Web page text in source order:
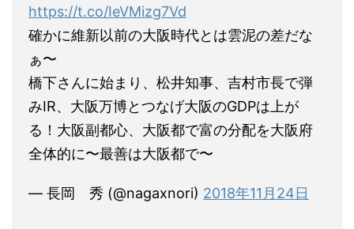
https://t.co/IeVMizg7Vd
確かに維新以前の大阪時代とは雲泥の差だな
ぁ〜
橋下さんに始まり、松井知事、吉村市長で弾
みIR、大阪万博とつなげ大阪のGDPは上が
る！大阪副都心、大阪都で富の分配を大阪府
全体的に〜最善は大阪都で〜
— 長岡 秀 (@nagaxnori) 2018年11月24日